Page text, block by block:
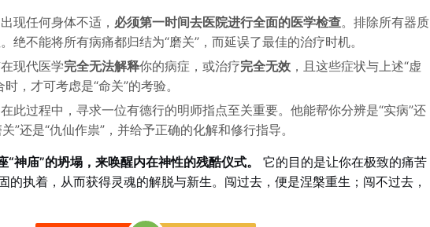
出现任何身体不适， 必须第一时间去医院进行全面的医学检查。排除所有器质
绝不能将所有病痛都归结为“磨关”，而延误了最佳的治疗时机。
在现代医学完全无法解释你的病症，或治疗完全无效 ，且这些症状与上述“虚
，才可考虑是“命关”的考验。
在此过程中，寻求一位有德行的明师指点至关重要。他能帮你分辨是“实病”还
”还是“仇仙作祟”，并给予正确的化解和修行指导。
“神庙”的坍塌，来唤醒内在神性的残酷仪式。
它的目的是让你在极致的痛苦
的执着，从而获得灵魂的解脱与新生。闯过去，便是涅槃重生；闯不过去，